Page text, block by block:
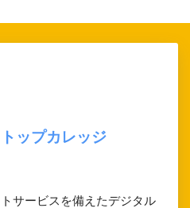
ップカレッジ
サービスを備えたデジタル